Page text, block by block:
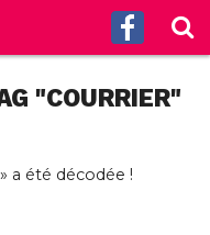
"COURRIER"
a été décodée !